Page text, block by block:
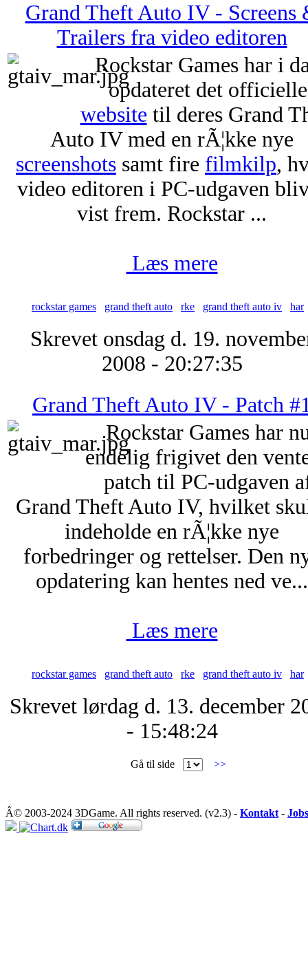
Grand Theft Auto IV - Screens
Trailers fra video editoren
Rockstar Games har i
opdateret det officielle
website til deres Grand
Auto IV med en rÃ¦kke nye
screenshots samt fire filmkilp,
video editoren i PC-udgaven
vist frem. Rockstar ...
Læs mere
rockstar games grand theft auto rke grand theft auto iv har
Skrevet onsdag d. 19.
2008 - 20:27:35
Grand Theft Auto IV - Patch
Rockstar Games har
endelig frigivet den
patch til PC-udgaven
Grand Theft Auto IV, hvilket
indeholde en rÃ¦kke nye
forbedringer og rettelser. Den
opdatering kan hentes ned ve...
Læs mere
rockstar games grand theft auto rke grand theft auto iv har
Skrevet lørdag d. 13. december
- 15:48:24
Gå til side >>
Â© 2003-2024 3DGame. All rights reserved. (v2.3) - Kontakt - Jobs